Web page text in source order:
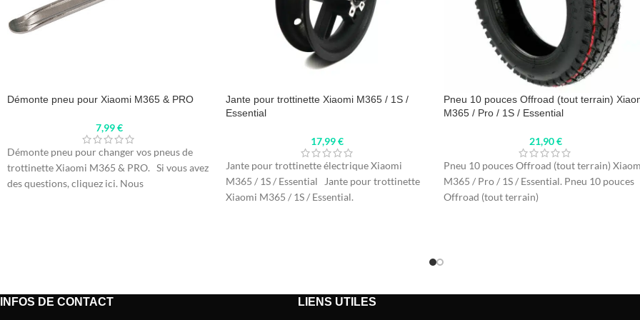
Démonte pneu pour Xiaomi M365 & PRO
7,99€
Démonte pneu pour changer vos pneus de
trottinette Xiaomi M365 & PRO. Si vous avez
des questions, cliquez ici. Nous
Jante pour trottinette Xiaomi M365 / 1S /
Essential
17,99€
Jante pour trottinette électrique Xiaomi
M365 / 1S / Essential Jante pour trottinette
Xiaomi M365 / 1S / Essential.
Pneu 10 pouces Offroad (tout terrain)
M365 / Pro / 1S / Essential
21,90€
Pneu 10 pouces Offroad (tout terrain)
M365 / Pro / 1S / Essential. Pneu 10 pouces
Offroad (tout terrain)
INFOS DE CONTACT LIENS UTILES